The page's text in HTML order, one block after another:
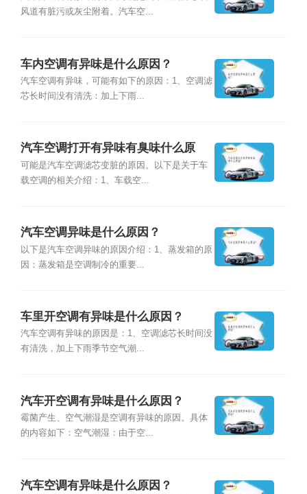
风道有脏污或灰尘附着。汽车空...
车内空调有异味是什么原因？
汽车空调有异味，可能有如下的原因：1、空调滤
芯长时间没有清洗：加上下雨...
汽车空调打开有异味有臭味什么原
因？
可能是汽车空调滤芯变脏的原因。以下是关于车
载空调的相关介绍：1、车载空...
汽车空调异味是什么原因？
以下是汽车空调异味的原因介绍：1、蒸发箱的原
因：蒸发箱是空调制冷的重要...
车里开空调有异味是什么原因？
汽车空调有异味的原因是：1、空调滤芯长时间没
有清洗，加上下雨季节空气潮...
汽车开空调有异味是什么原因？
霉菌产生、空气潮湿是空调有异味的原因。具体
的内容如下：空气潮湿：由于空...
汽车空调有异味是什么原因？